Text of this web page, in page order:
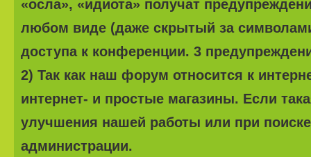
«осла», «идиота» получат
любом виде (даже скрытый за
доступа к конференции. 3
2) Так как наш форум относится к
интернет- и простые магазины. Если
улучшения нашей работы или при
администрации.